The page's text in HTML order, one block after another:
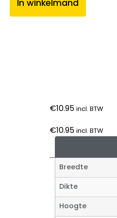
In winkelmand
€10.95 incl. BTW
€10.95 incl. BTW
Breedte
Dikte
Hoogte